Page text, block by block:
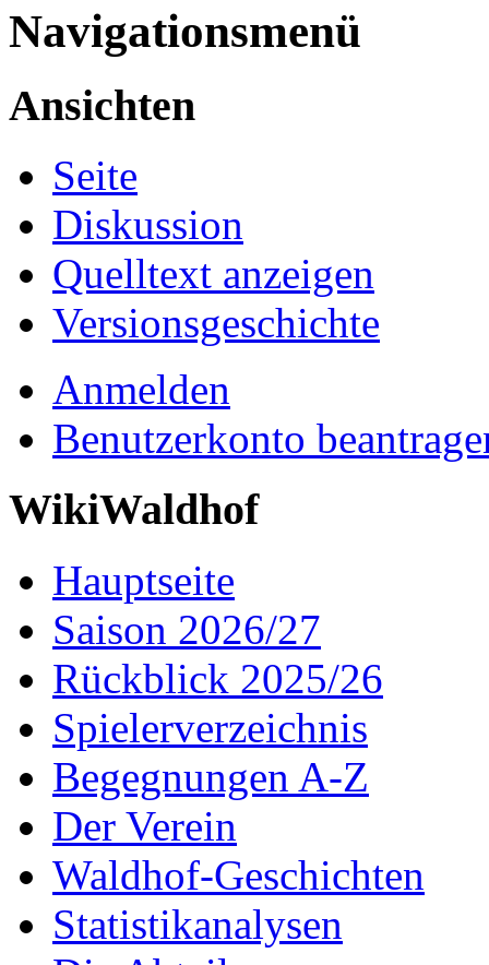
Navigationsmenü
Ansichten
Seite
Diskussion
Quelltext anzeigen
Versionsgeschichte
Anmelden
Benutzerkonto
WikiWaldhof
Hauptseite
Saison 2026/27
Rückblick 2025/26
Spielerverzeichnis
Begegnungen A-Z
Der Verein
Waldhof-Geschichten
Statistikanalysen